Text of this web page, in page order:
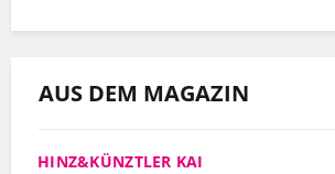
AUS DEM MAGAZIN
HINZ&KÜNZTLER KAI